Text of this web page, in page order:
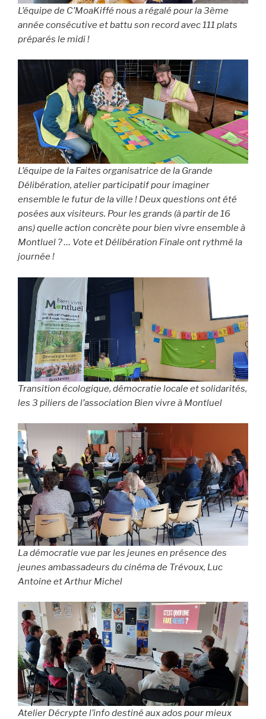
L’équipe de C’MoaKiffé nous a régalé pour la 3ème
année consécutive et battu son record avec 111 plats
préparés le midi !
L’équipe de la Faites organisatrice de la Grande
Délibération, atelier participatif pour imaginer
ensemble le futur de la ville ! Deux questions ont été
posées aux visiteurs. Pour les grands (à partir de 16
ans) quelle action concrète pour bien vivre ensemble à
Montluel ? … Vote et Délibération Finale ont rythmé la
journée !
Transition écologique, démocratie locale et solidarités,
les 3 piliers de l’association Bien vivre à Montluel
La démocratie vue par les jeunes en présence des
jeunes ambassadeurs du cinéma de Trévoux, Luc
Antoine et Arthur Michel
Atelier Décrypte l’info destiné aux ados pour mieux